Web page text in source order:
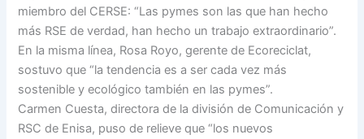
miembro del CERSE: “Las pymes son las que han hecho
más RSE de verdad, han hecho un trabajo extraordinario”.
En la misma línea, Rosa Royo, gerente de Ecoreciclat,
sostuvo que “la tendencia es a ser cada vez más
sostenible y ecológico también en las pymes”.
Carmen Cuesta, directora de la división de Comunicación y
RSC de Enisa, puso de relieve que “los nuevos